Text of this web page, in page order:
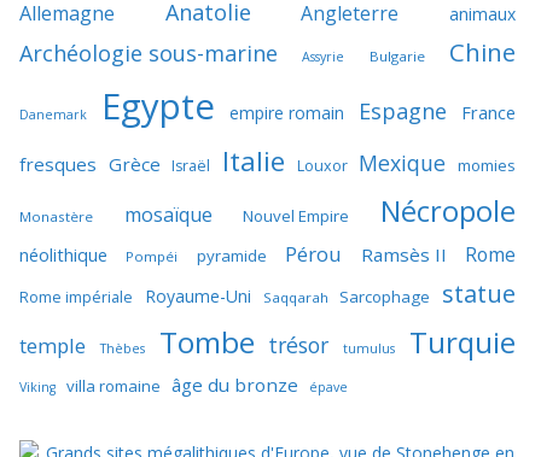
Allemagne Anatolie Angleterre animaux
Archéologie sous-marine Assyrie Bulgarie Chine
Danemark Egypte empire romain Espagne France
fresques Grèce Israël Italie Louxor Mexique momies
Monastère mosaïque Nouvel Empire Nécropole
néolithique Pompéi pyramide Pérou Ramsès II Rome
Rome impériale Royaume-Uni Saqqarah Sarcophage statue
temple Thèbes Tombe trésor tumulus Turquie
Viking villa romaine âge du bronze épave